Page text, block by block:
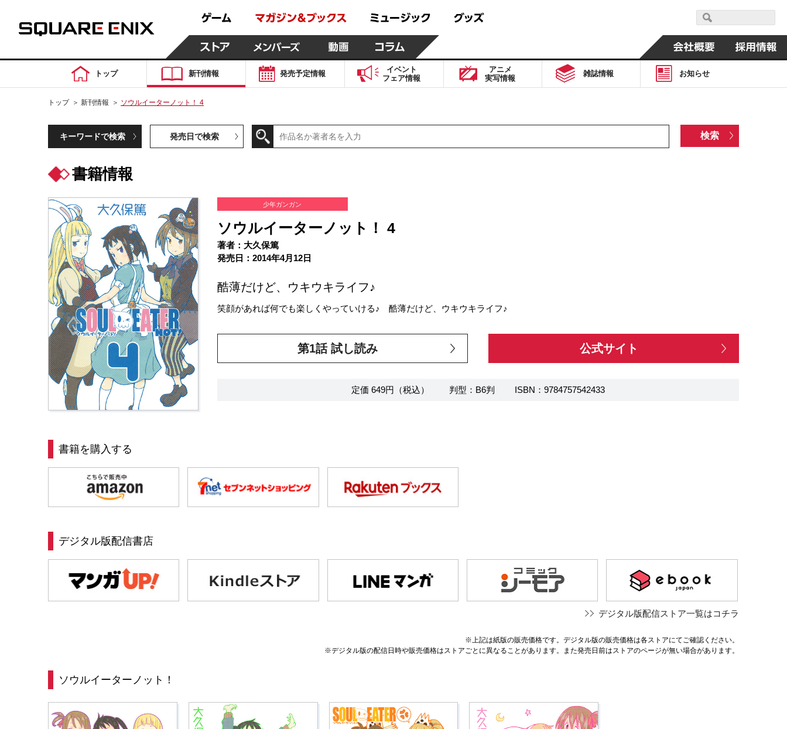
トップ 新刊情報 発売予定情報
イベント
フェア情報
アニメ
実写情報
雑誌情報 お知らせ
トップ ＞ 新刊情報 ＞ ソウルイーターノット！ 4
キーワードで検索 発売日で検索
書籍情報
少年ガンガン
ソウルイーターノット！ 4
著者：大久保篤
発売日：2014年4月12日
酷薄だけど、ウキウキライフ♪
笑顔があれば何でも楽しくやっていける♪ 酷薄だけど、ウキウキライフ♪
第1話 試し読み 公式サイト
定価 649円（税込） 判型：B6判 ISBN：9784757542433
書籍を購入する
デジタル版配信書店
デジタル版配信ストア一覧はコチラ
※上記は紙版の販売価格です。デジタル版の販売価格は各ストアにてご確認ください。
※デジタル版の配信日時や販売価格はストアごとに異なることがあります。また発売日前はストアのページが無い場合があります。
ソウルイーターノット！